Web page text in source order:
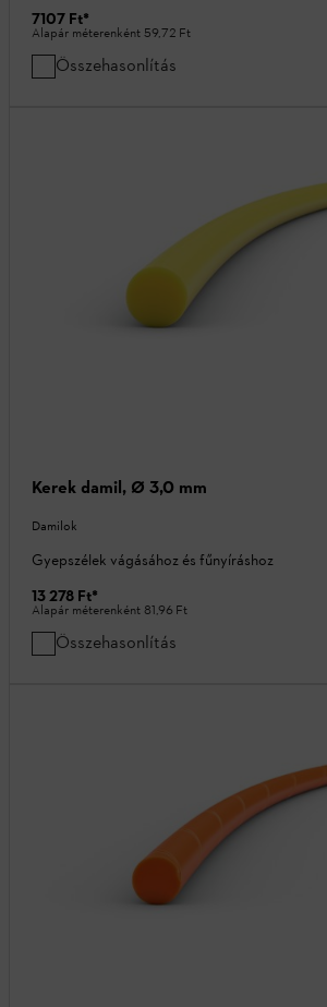
7107 Ft*
Alapár méterenként59,72 Ft
Összehasonlítás
Kerek damil, Ø 3,0 mm
Damilok
Gyepszélek vágásához és fűnyíráshoz
13 278 Ft*
Alapár méterenként 81,96 Ft
Összehasonlítás